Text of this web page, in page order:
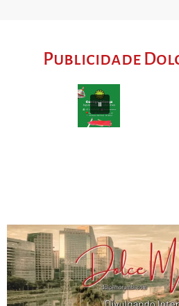
Publicidade